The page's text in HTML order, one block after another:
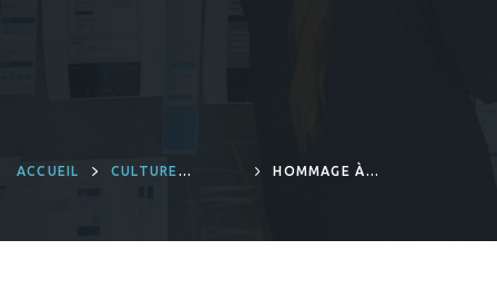
ACCUEIL
CULTURE
HOMMAGE À